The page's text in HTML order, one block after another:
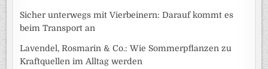
Sicher unterwegs mit Vierbeinern: Darauf kommt es
beim Transport an
Lavendel, Rosmarin & Co.: Wie Sommerpflanzen zu
Kraftquellen im Alltag werden